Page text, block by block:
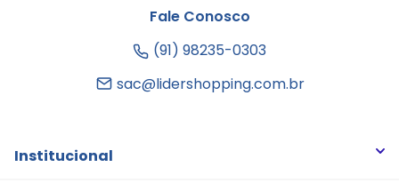
Fale Conosco
(91) 98235-0303
sac@lidershopping.com.br
Institucional